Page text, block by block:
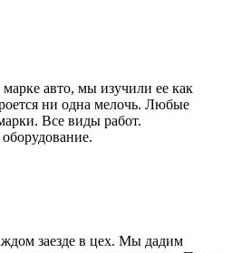
авто, мы изучили ее как
ни одна мелочь. Любые
Все виды работ.
заезде в цех. Мы дадим